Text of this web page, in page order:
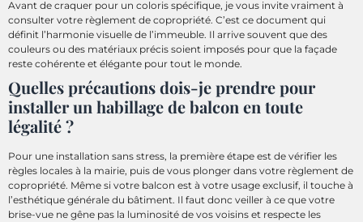
Avant de craquer pour un coloris spécifique, je vous invite vraiment à
consulter votre règlement de copropriété. C’est ce document qui
définit l’harmonie visuelle de l’immeuble. Il arrive souvent que des
couleurs ou des matériaux précis soient imposés pour que la façade
reste cohérente et élégante pour tout le monde.
Quelles précautions dois-je prendre pour
installer un habillage de balcon en toute
légalité ?
Pour une installation sans stress, la première étape est de vérifier les
règles locales à la mairie, puis de vous plonger dans votre règlement de
copropriété. Même si votre balcon est à votre usage exclusif, il touche à
l’esthétique générale du bâtiment. Il faut donc veiller à ce que votre
brise-vue ne gêne pas la luminosité de vos voisins et respecte les